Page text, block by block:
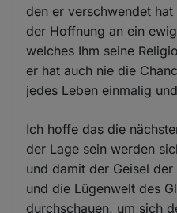
den er verschwendet
der Hoffnung an ein
welches Ihm seine
er hat auch nie die
jedes Leben einmalig
Ich hoffe das die
der Lage sein werden
und damit der Geisel
und die Lügenwelt des
durchschauen, um sich